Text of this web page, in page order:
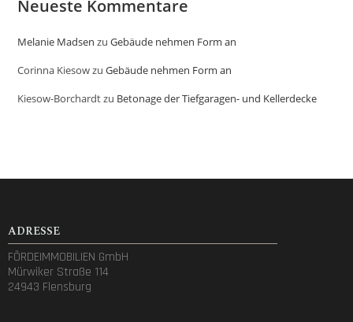
Neueste Kommentare
Melanie Madsen zuGebäude nehmen Form an
Corinna KiesowzuGebäude nehmen Form an
Kiesow-Borchardtzu Betonage der Tiefgaragen- und Kellerdecke
ADRESSE
FÖRDEIMMOBILIEN GmbH
Mürwiker Straße 114
24943 Flensburg